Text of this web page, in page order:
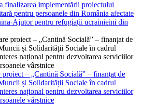
implementării proiectului
pentru persoanele din România afectate
Ajutor pentru refugiații ucrainieini din
– „Cantină Socială” – finanțat de
și Solidarității Sociale în cadrul
național pentru dezvoltarea serviciilor
vârstnice